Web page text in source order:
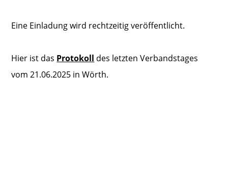
Eine Einladung wird rechtzeitig veröffentlicht.
Hier ist das Protokoll des letzten Verbandstages
vom 21.06.2025 in Wörth.